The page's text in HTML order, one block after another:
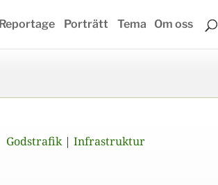
Porträtt Tema Om oss
Godstrafik| Infrastruktur